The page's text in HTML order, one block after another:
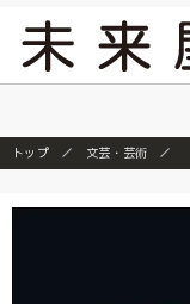
トップ 文芸・芸術